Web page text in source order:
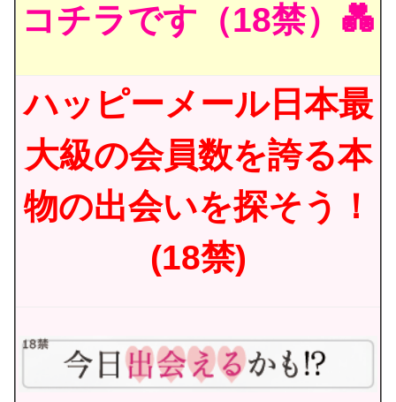
コチラです（18禁）💑
ハッピーメール日本最
大級の会員数を誇る本
物の出会いを探そう！
(18禁)